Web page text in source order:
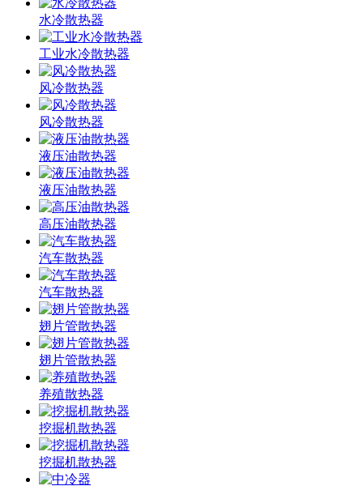
水冷散热器
工业水冷散热器
风冷散热器
风冷散热器
液压油散热器
液压油散热器
高压油散热器
汽车散热器
汽车散热器
翅片管散热器
翅片管散热器
养殖散热器
挖掘机散热器
挖掘机散热器